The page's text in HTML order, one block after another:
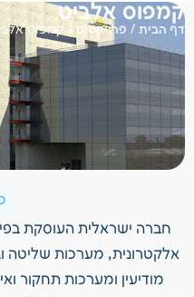
קמפוס אלביט
דף הבית / פרויקטים/קמפוס
חברה ישראלית העוסקת
אלקטרונית, מערכות שליטה
מודיעין ומערכות תחקור